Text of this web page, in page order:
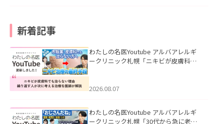
新着記事
わたしの名医Youtube アルバアレルギ
ークリニック札幌「ニキビが皮膚科で
ました。
2026.08.07
わたしの名医Youtube アルバアレルギ
ークリニック札幌「30代から急に老け